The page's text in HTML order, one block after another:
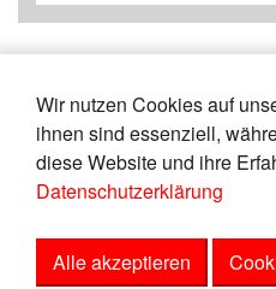
Wir nutzen Cookies auf
ihnen sind essenziell,
diese Website und ihre
Datenschutzerklärung
Alle akzeptieren
« 1 2 3 4 5
»